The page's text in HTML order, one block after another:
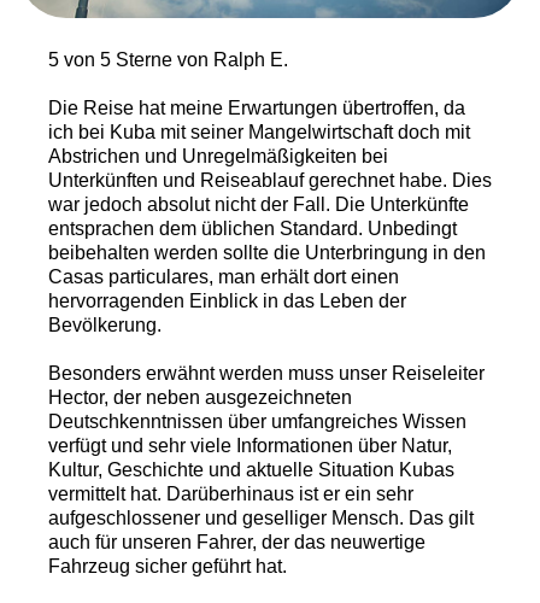
5 von 5 Sterne von Ralph E.
Die Reise hat meine Erwartungen übertroffen, da
ich bei Kuba mit seiner Mangelwirtschaft doch mit
Abstrichen und Unregelmäßigkeiten bei
Unterkünften und Reiseablauf gerechnet habe. Dies
war jedoch absolut nicht der Fall. Die Unterkünfte
entsprachen dem üblichen Standard. Unbedingt
beibehalten werden sollte die Unterbringung in den
Casas particulares, man erhält dort einen
hervorragenden Einblick in das Leben der
Bevölkerung.
Besonders erwähnt werden muss unser Reiseleiter
Hector, der neben ausgezeichneten
Deutschkenntnissen über umfangreiches Wissen
verfügt und sehr viele Informationen über Natur,
Kultur, Geschichte und aktuelle Situation Kubas
vermittelt hat. Darüberhinaus ist er ein sehr
aufgeschlossener und geselliger Mensch. Das gilt
auch für unseren Fahrer, der das neuwertige
Fahrzeug sicher geführt hat.